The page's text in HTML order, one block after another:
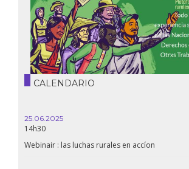
CALENDARIO
16.10.2024
18h30
Líbano, el derecho a la salud en tiempos